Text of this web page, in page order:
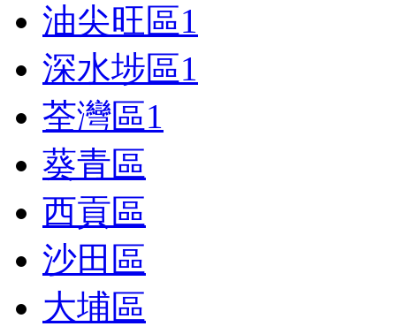
油尖旺區1
深水埗區1
荃灣區1
葵青區
西貢區
沙田區
大埔區